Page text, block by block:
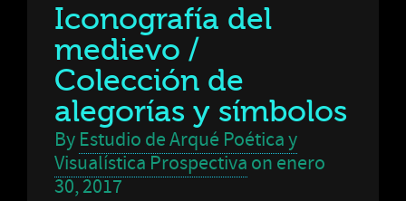
Iconografía del
medievo /
Colección de
alegorías y símbolos
By Estudio de Arqué Poética y
Visualística Prospectiva on enero
30, 2017